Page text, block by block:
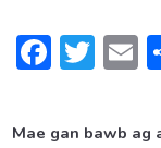
Mae gan bawb ag